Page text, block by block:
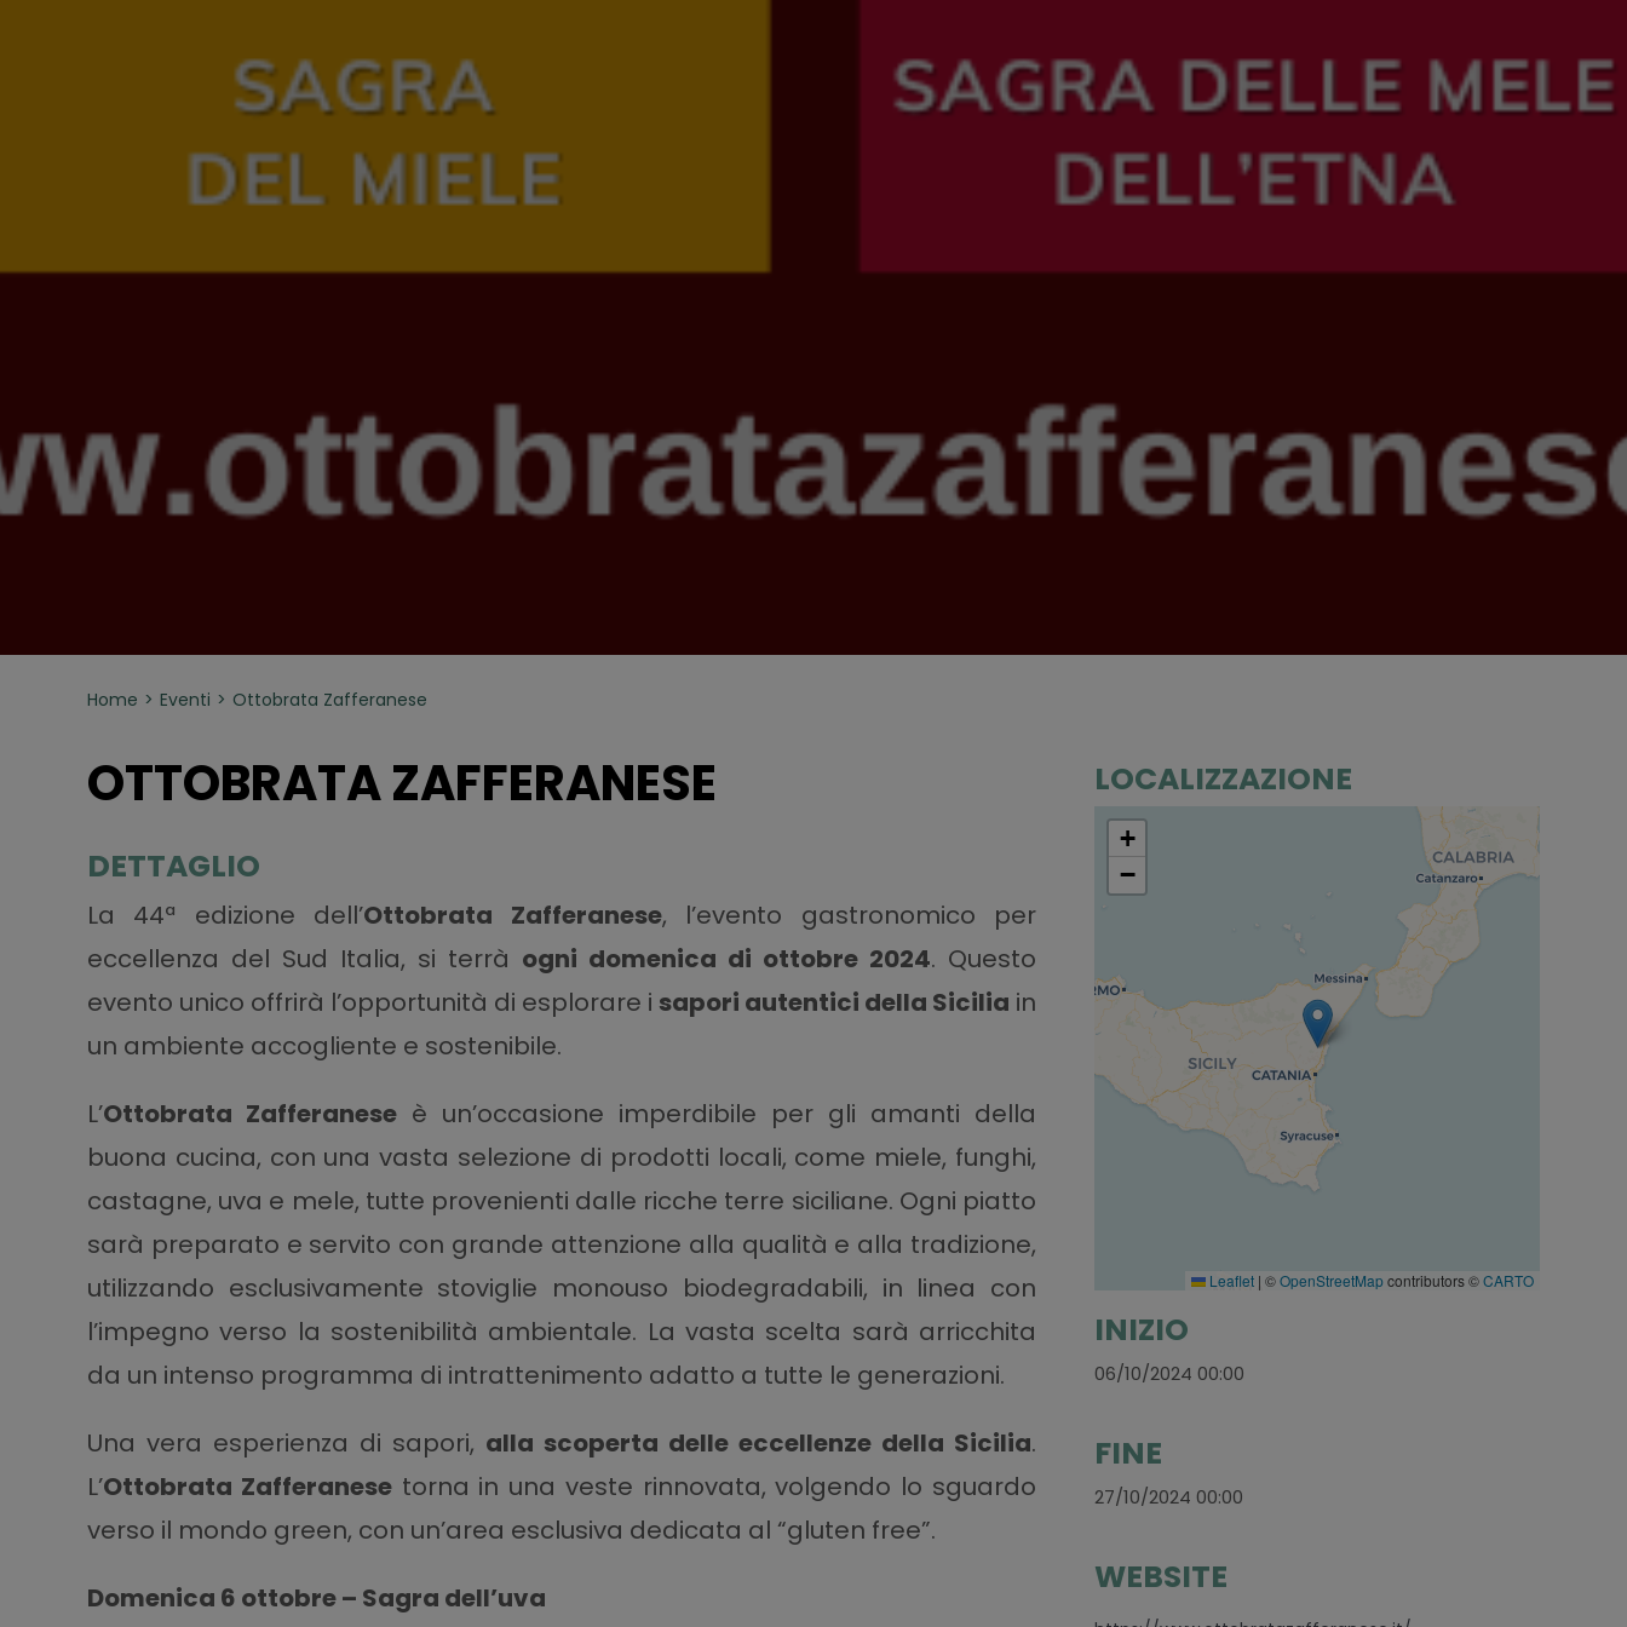
Home Eventi Ottobrata Zafferanese
OTTOBRATA ZAFFERANESE
DETTAGLIO
La 44ª edizione dell’Ottobrata Zafferanese, l’evento gastronomico per
eccellenza del Sud Italia, si terrà ogni domenica di ottobre 2024. Questo
evento unico offrirà l’opportunità di esplorare i sapori autentici della Sicilia in
un ambiente accogliente e sostenibile.
L’Ottobrata Zafferaneseè un’occasione imperdibile per gli amanti della
buona cucina, con una vasta selezione di prodotti locali, come miele, funghi,
castagne, uva e mele, tutte provenienti dalle ricche terre siciliane. Ogni piatto
sarà preparato e servito con grande attenzione alla qualità e alla tradizione,
utilizzando esclusivamente stoviglie monouso biodegradabili, in linea con
l’impegno verso la sostenibilità ambientale. La vasta scelta sarà arricchita
da un intenso programma di intrattenimento adatto a tutte le generazioni.
Una vera esperienza di sapori, alla scoperta delle eccellenze della Sicilia.
L’Ottobrata Zafferanesetorna in una veste rinnovata, volgendo lo sguardo
verso il mondo green, con un’area esclusiva dedicata al “gluten free”.
Domenica 6 ottobre – Sagra dell’uva
LOCALIZZAZIONE
+
−
Leaflet | ©OpenStreetMapcontributors ©CARTO
INIZIO
06/10/2024 00:00
FINE
27/10/2024 00:00
WEBSITE